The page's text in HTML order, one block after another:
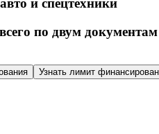
и спецтехники
по двум
Узнать лимит